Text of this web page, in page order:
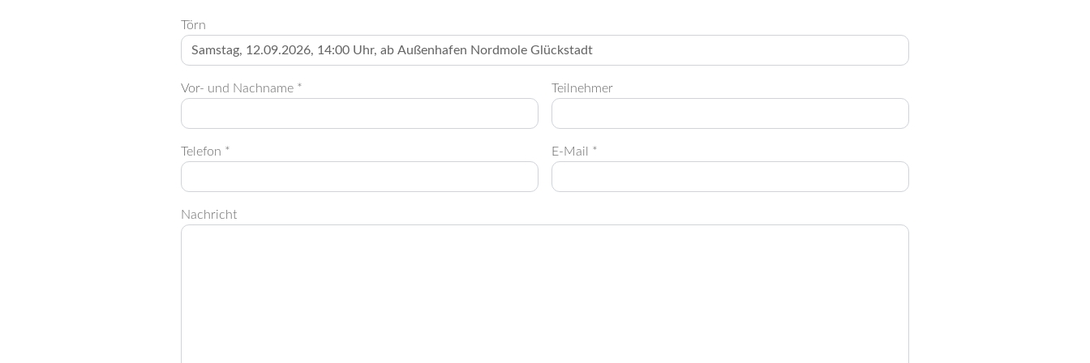
Törn
Vor- und Nachname * Teilnehmer
Telefon * E-Mail *
Nachricht